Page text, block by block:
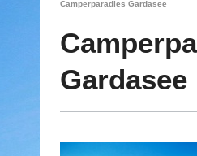
Camperparadies Gardasee
Gardasee